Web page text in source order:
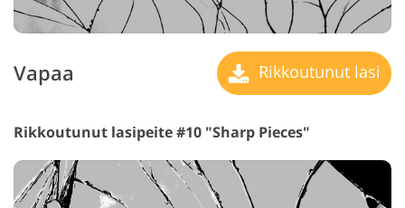
Vapaa Rikkoutunut lasi
Rikkoutunut lasipeite #10 "Sharp Pieces"